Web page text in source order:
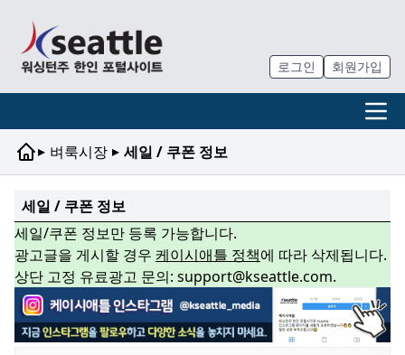
로그인 회원가입
▸ 벼룩시장 ▸ 세일 / 쿠폰 정보
세일 / 쿠폰 정보
세일/쿠폰 정보만 등록 가능합니다.
광고글을 게시할 경우 케이시애틀 정책에 따라 삭제됩니다.
상단 고정 유료광고 문의: support@kseattle.com.